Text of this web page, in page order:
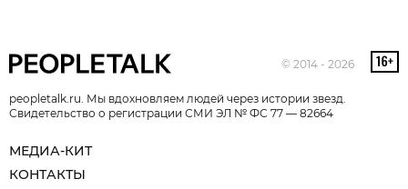
© 2014 - 2026
peopletalk.ru. Мы вдохновляем людей через истории звезд.
Свидетельство о регистрации СМИ ЭЛ № ФС 77 — 82664
МЕДИА-КИТ
КОНТАКТЫ